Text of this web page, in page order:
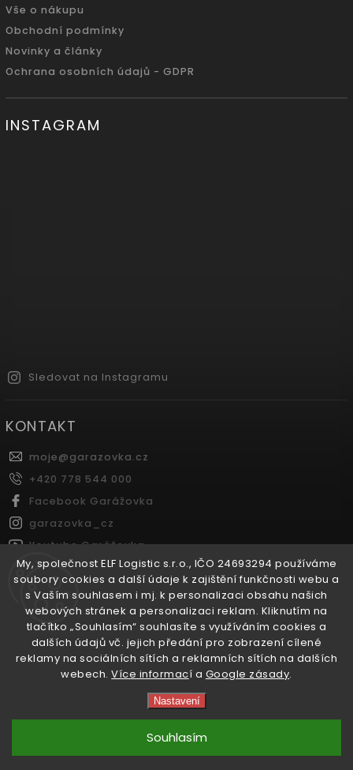
My, společnost ELF Logistic s.r.o., IČO 24693294 používáme
soubory cookies a další údaje k zajištění funkčnosti webu a
s Vaším souhlasem i mj. k personalizaci obsahu našich
webových stránek a personalizaci reklam. Kliknutím na
tlačítko „Souhlasím“ souhlasíte s využíváním cookies a
dalších údajů vč. jejich předání pro zobrazení cílené
reklamy na sociálních sítích a reklamních sítích na dalších
webech.Více informací a Google zásady.
Nastavení
Souhlasím
Vše o nákupu
Obchodní podmínky
Novinky a články
Ochrana osobních údajů - GDPR
INSTAGRAM
Sledovat na Instagramu
KONTAKT
moje@garazovka.cz
+420 778 544 000
Facebook Garážovka
garazovka_cz
Youtube Garážovka
FACEBOOK
Garážovka.cz
Copyright 2026Garážovka.cz. Všechna práva vyhrazena.
Shoptet| Design